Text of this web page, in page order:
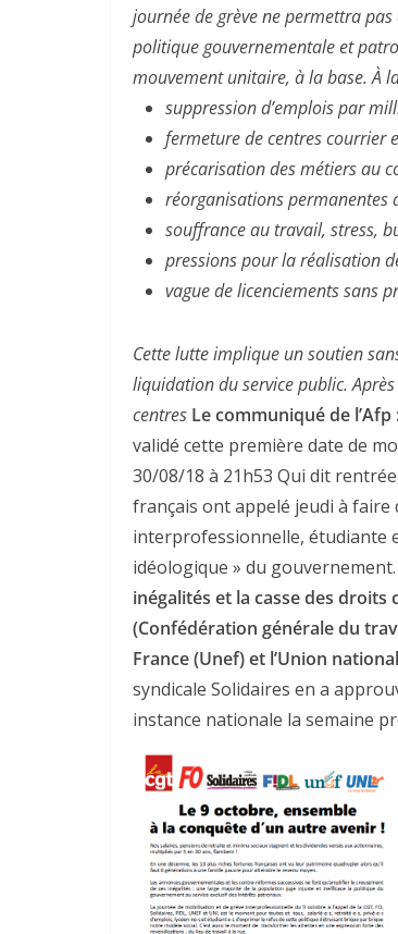
journée de grève ne permettra
politique gouvernementale et
mouvement unitaire, à la base. À
suppression d’emplois par
fermeture de centres courrier
précarisation des métiers au
réorganisations permanentes
souffrance au travail, stress,
pressions pour la réalisation
vague de licenciements sans
Cette lutte implique un soutien
liquidation du service public.
centres Le communiqué de l’Afp
validé cette première date de
30/08/18 à 21h53 Qui dit
français ont appelé jeudi à
interprofessionnelle, étudiante
idéologique » du gouvernement.
inégalités et la casse des droits
(Confédération générale du
France (Unef) et l’Union
syndicale Solidaires en a
instance nationale la semaine